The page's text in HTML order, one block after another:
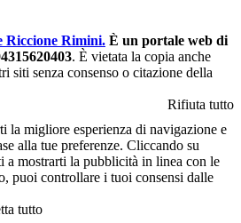
Riccione Rimini. È un portale web di
. È vietata la copia anche
siti senza consenso o citazione della
Rifiuta tutto
la migliore esperienza di navigazione e
alla tue preferenze. Cliccando su
a mostrarti la pubblicità in linea con le
puoi controllare i tuoi consensi dalle
tutto